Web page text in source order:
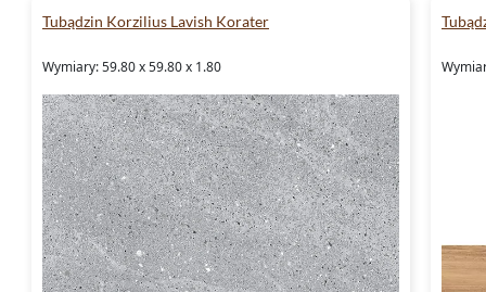
Tubądzin Korzilius Lavish Korater
Wymiary: 59.80 x 59.80 x 1.80